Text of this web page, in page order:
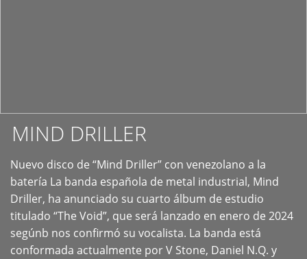
MIND DRILLER
Nuevo disco de “Mind Driller” con venezolano a la
batería La banda española de metal industrial, Mind
Driller, ha anunciado su cuarto álbum de estudio
titulado “The Void”, que será lanzado en enero de 2024
segúnb nos confirmó su vocalista. La banda está
conformada actualmente por V Stone, Daniel N.Q. y
+